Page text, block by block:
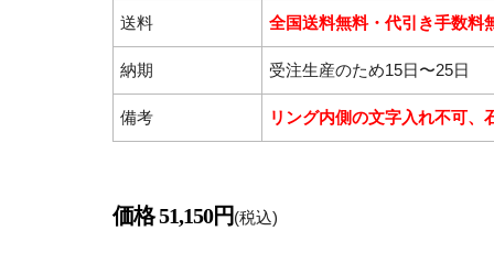
送料 全国送料無料・代引き手数料
納期 受注生産のため15日〜25日
備考 リング内側の文字入れ不可、
価格 51,150円(税込)